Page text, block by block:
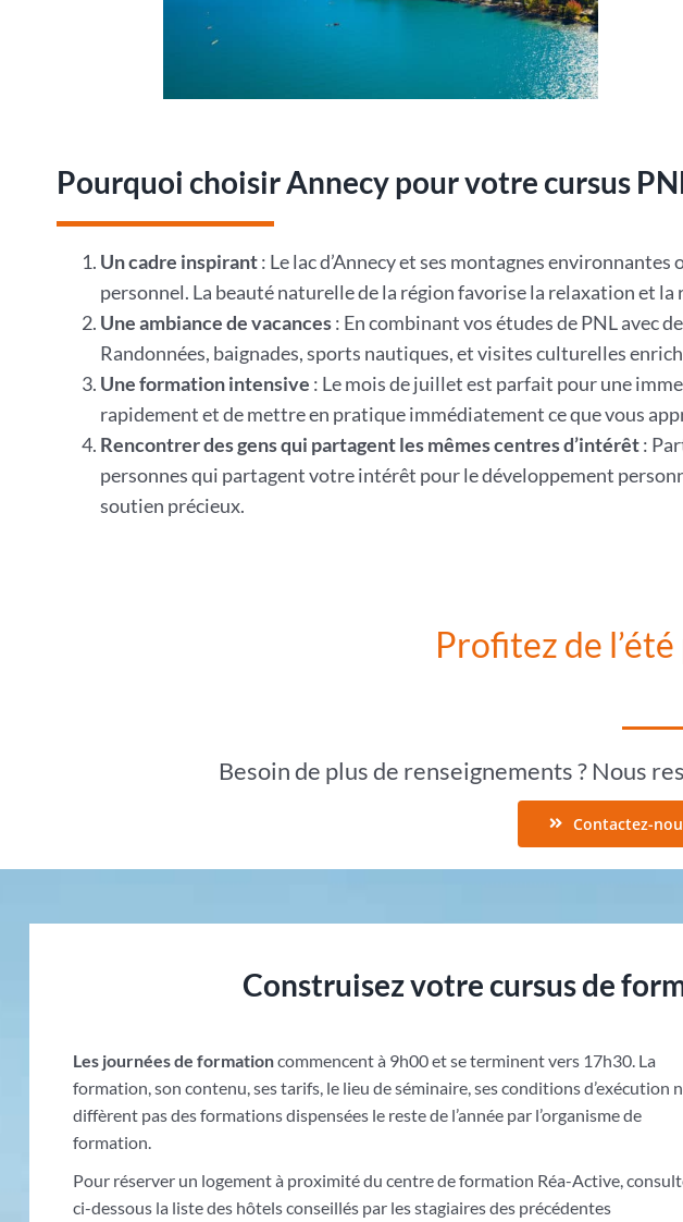
Pourquoi choisir Annecy pour votre cursus
Un cadre inspirant: Le lac d’Annecy et ses montagnes
personnel. La beauté naturelle de la région favorise la relaxation et
Une ambiance de vacances: En combinant vos études de PNL avec
Randonnées, baignades, sports nautiques, et visites culturelles
Une formation intensive : Le mois de juillet est parfait pour une
rapidement et de mettre en pratique immédiatement ce que vous
Rencontrer des gens qui partagent les mêmes centres d’intérêt:
personnes qui partagent votre intérêt pour le développement
soutien précieux.
Profitez de
Besoin de plus de renseignements ? Nous
Contactez-
Construisez votre cursus de
Les journées de formationcommencent à 9h00 et se terminent vers 17h30. La
formation, son contenu, ses tarifs, le lieu de séminaire, ses conditions d’exécution
diffèrent pas des formations dispensées le reste de l’année par l’organisme de
formation.
Pour réserver un logement à proximité du centre de formation Réa-Active,
ci-dessous la liste des hôtels conseillés par les stagiaires des précédentes